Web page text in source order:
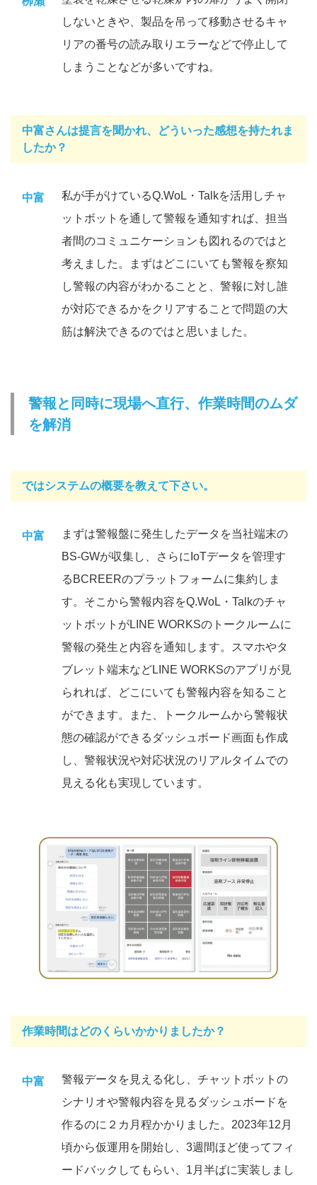
しないときや、製品を吊って移動させるキャ
リアの番号の読み取りエラーなどで停止して
しまうことなどが多いですね。
中富さんは提言を聞かれ、どういった感想を持たれま
したか？
中富
私が手がけているQ.WoL・Talkを活用しチャ
ットボットを通して警報を通知すれば、担当
者間のコミュニケーションも図れるのではと
考えました。まずはどこにいても警報を察知
し警報の内容がわかることと、警報に対し誰
が対応できるかをクリアすることで問題の大
筋は解決できるのではと思いました。
警報と同時に現場へ直行、作業時間のムダ
を解消
ではシステムの概要を教えて下さい。
中富
まずは警報盤に発生したデータを当社端末の
BS-GWが収集し、さらにIoTデータを管理す
るBCREERのプラットフォームに集約しま
す。そこから警報内容をQ.WoL・Talkのチャ
ットボットがLINE WORKSのトークルームに
警報の発生と内容を通知します。スマホやタ
ブレット端末などLINE WORKSのアプリが見
られれば、どこにいても警報内容を知ること
ができます。また、トークルームから警報状
態の確認ができるダッシュボード画面も作成
し、警報状況や対応状況のリアルタイムでの
見える化も実現しています。
作業時間はどのくらいかかりましたか？
中富
警報データを見える化し、チャットボットの
シナリオや警報内容を見るダッシュボードを
作るのに２カ月程かかりました。2023年12月
頃から仮運用を開始し、3週間ほど使ってフィ
ードバックしてもらい、1月半ばに実装しまし